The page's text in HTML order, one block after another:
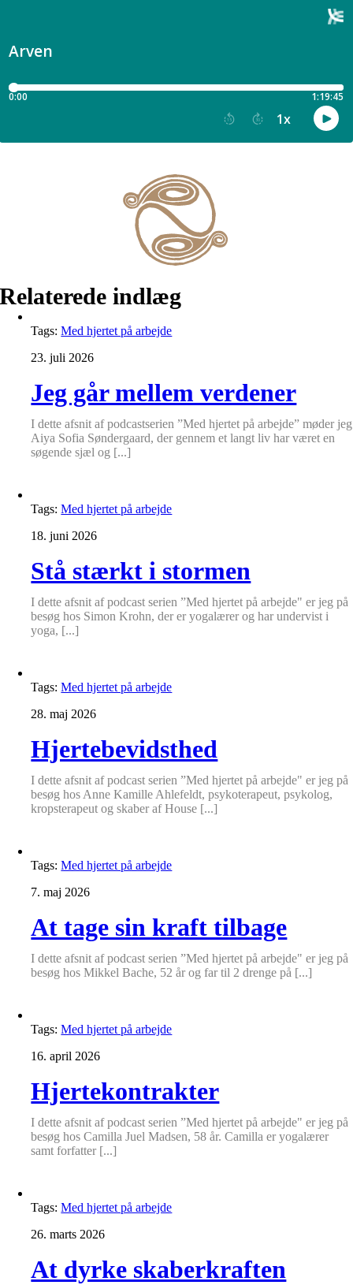
Relaterede indlæg
Tags:Med hjertet på arbejde
23. juli 2026
Jeg går mellem verdener
I dette afsnit af podcastserien ”Med hjertet på arbejde” møder jeg
Aiya Sofia Søndergaard, der gennem et langt liv har været en
søgende sjæl og [...]
Tags:Med hjertet på arbejde
18. juni 2026
Stå stærkt i stormen
I dette afsnit af podcast serien ”Med hjertet på arbejde" er jeg på
besøg hos Simon Krohn, der er yogalærer og har undervist i
yoga, [...]
Tags:Med hjertet på arbejde
28. maj 2026
Hjertebevidsthed
I dette afsnit af podcast serien ”Med hjertet på arbejde" er jeg på
besøg hos Anne Kamille Ahlefeldt, psykoterapeut, psykolog,
kropsterapeut og skaber af House [...]
Tags:Med hjertet på arbejde
7. maj 2026
At tage sin kraft tilbage
I dette afsnit af podcast serien ”Med hjertet på arbejde" er jeg på
besøg hos Mikkel Bache, 52 år og far til 2 drenge på [...]
Tags:Med hjertet på arbejde
16. april 2026
Hjertekontrakter
I dette afsnit af podcast serien ”Med hjertet på arbejde" er jeg på
besøg hos Camilla Juel Madsen, 58 år. Camilla er yogalærer
samt forfatter [...]
Tags:Med hjertet på arbejde
26. marts 2026
At dyrke skaberkraften